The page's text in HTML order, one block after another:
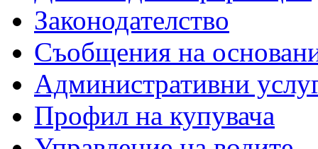
Законодателство
Съобщения на
Административни
Профил на купувача